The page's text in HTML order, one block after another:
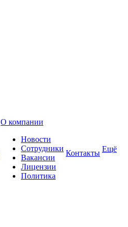
О компании
Новости
Сотрудники
Вакансии
Лицензии
Политика
Контакты Ещё